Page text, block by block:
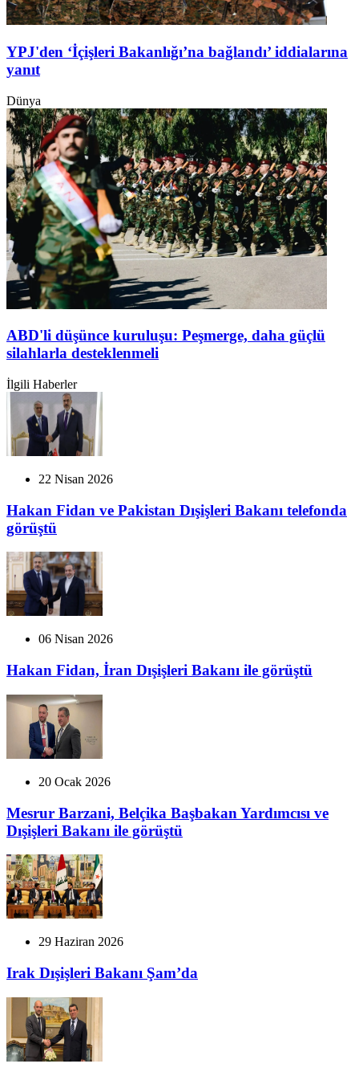
YPJ'den ‘İçişleri Bakanlığı’na bağlandı’ iddialarına
yanıt
Dünya
ABD'li düşünce kuruluşu: Peşmerge, daha güçlü
silahlarla desteklenmeli
İlgili Haberler
22 Nisan 2026
Hakan Fidan ve Pakistan Dışişleri Bakanı telefonda
görüştü
06 Nisan 2026
Hakan Fidan, İran Dışişleri Bakanı ile görüştü
20 Ocak 2026
Mesrur Barzani, Belçika Başbakan Yardımcısı ve
Dışişleri Bakanı ile görüştü
29 Haziran 2026
Irak Dışişleri Bakanı Şam’da